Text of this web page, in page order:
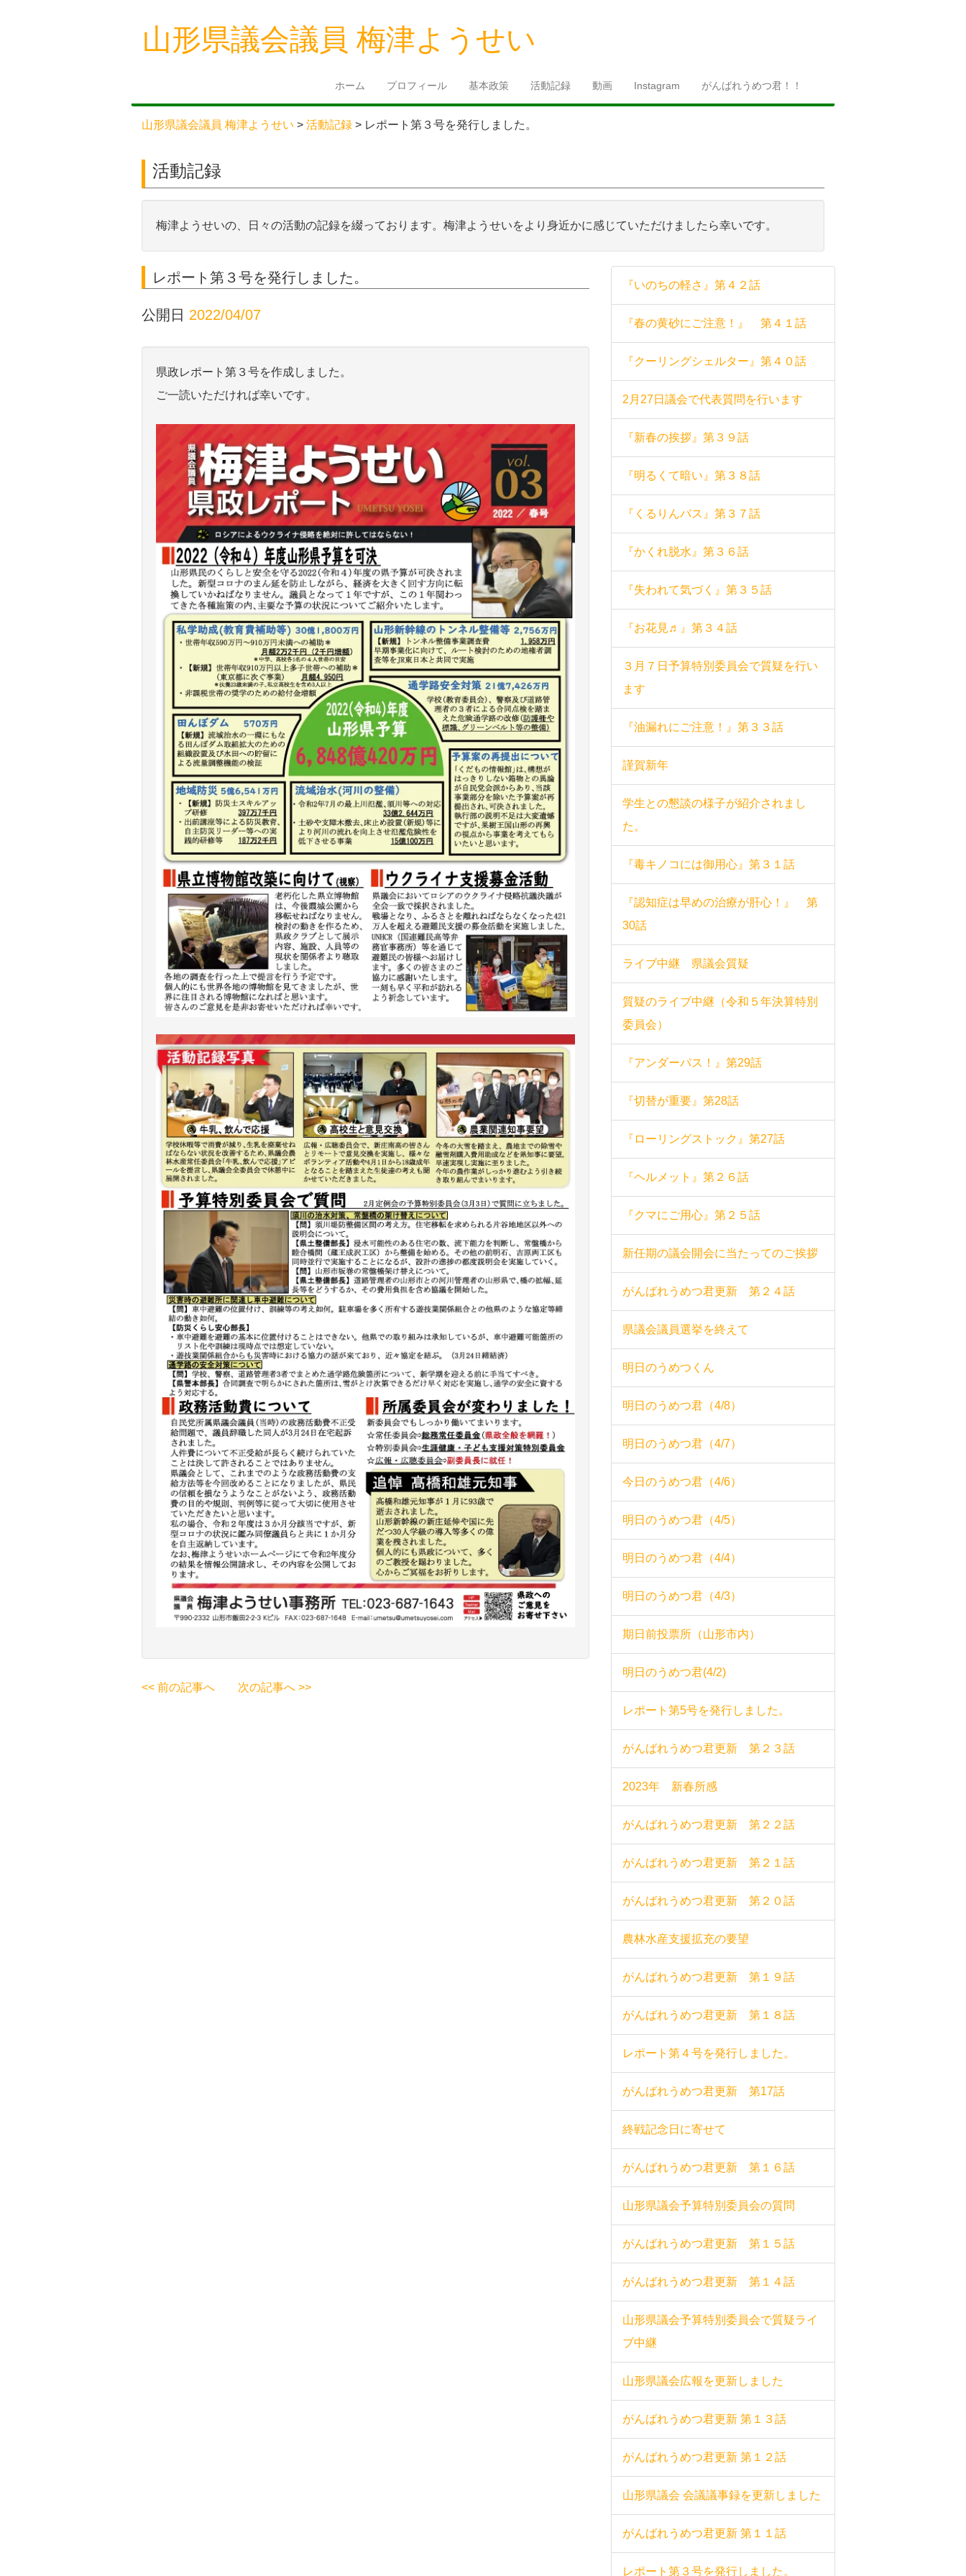
山形県議会議員 梅津ようせい
ホーム プロフィール 基本政策 活動記録 動画 Instagram がんばれうめつ君！！
山形県議会議員 梅津ようせい > 活動記録 > レポート第３号を発行しました。
活動記録
梅津ようせいの、日々の活動の記録を綴っております。梅津ようせいをより身近かに感じていただけましたら幸いです。
レポート第３号を発行しました。
公開日 2022/04/07
県政レポート第３号を作成しました。
ご一読いただければ幸いです。
<< 前の記事へ 次の記事へ >>
『いのちの軽さ』第４２話
『春の黄砂にご注意！』 第４１話
『クーリングシェルター』第４０話
2月27日議会で代表質問を行います
『新春の挨拶』第３９話
『明るくて暗い』第３８話
『くるりんバス』第３７話
『かくれ脱水』第３６話
『失われて気づく』第３５話
『お花見♬』第３４話
３月７日予算特別委員会で質疑を行い
ます
『油漏れにご注意！』第３３話
謹賀新年
学生との懇談の様子が紹介されまし
た。
『毒キノコには御用心』第３１話
『認知症は早めの治療が肝心！』 第
30話
ライブ中継 県議会質疑
質疑のライブ中継（令和５年決算特別
委員会）
『アンダーパス！』第29話
『切替が重要』第28話
『ローリングストック』第27話
『ヘルメット』第２６話
『クマにご用心』第２５話
新任期の議会開会に当たってのご挨拶
がんばれうめつ君更新 第２４話
県議会議員選挙を終えて
明日のうめつくん
明日のうめつ君（4/8）
明日のうめつ君（4/7）
今日のうめつ君（4/6）
明日のうめつ君（4/5）
明日のうめつ君（4/4）
明日のうめつ君（4/3）
期日前投票所（山形市内）
明日のうめつ君(4/2)
レポート第5号を発行しました。
がんばれうめつ君更新 第２３話
2023年 新春所感
がんばれうめつ君更新 第２２話
がんばれうめつ君更新 第２１話
がんばれうめつ君更新 第２０話
農林水産支援拡充の要望
がんばれうめつ君更新 第１９話
がんばれうめつ君更新 第１８話
レポート第４号を発行しました。
がんばれうめつ君更新 第17話
終戦記念日に寄せて
がんばれうめつ君更新 第１６話
山形県議会予算特別委員会の質問
がんばれうめつ君更新 第１５話
がんばれうめつ君更新 第１４話
山形県議会予算特別委員会で質疑ライ
ブ中継
山形県議会広報を更新しました
がんばれうめつ君更新 第１３話
がんばれうめつ君更新 第１２話
山形県議会 会議議事録を更新しました
がんばれうめつ君更新 第１１話
レポート第３号を発行しました。